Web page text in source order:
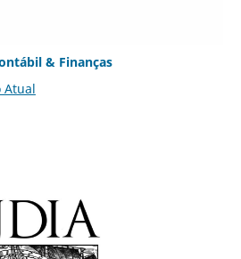
& Finanças
Atual